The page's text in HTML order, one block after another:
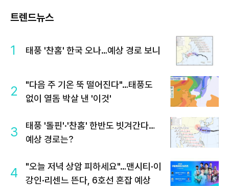
트렌드뉴스
1 태풍 '찬홈' 한국 오나…예상 경로 보니
2
"다음 주 기온 뚝 떨어진다"…태풍도
없이 열돔 박살 낸 '이것'
3
태풍 '돌핀'·'찬홈' 한반도 빗겨간다…
예상 경로는?
4
"오늘 저녁 상암 피하세요"…맨시티·이
강인·리센느 뜬다, 6호선 혼잡 예상